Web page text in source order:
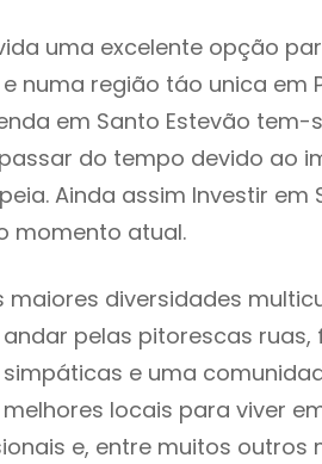
uma excelente opção
numa região táo unica em
em Santo Estevão
do tempo devido ao
Ainda assim Investir em
momento atual.
maiores diversidades
pelas pitorescas ruas,
e uma
locais para viver
e, entre muitos outros